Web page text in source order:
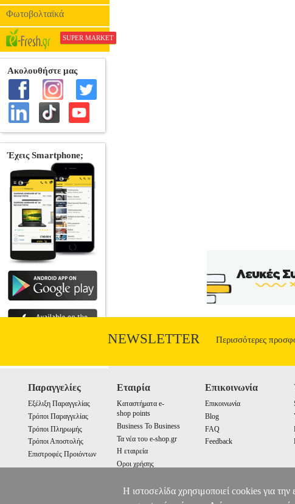
Φωτοβολταϊκά
SUPER MARKET
NEWSLETTER Περισσότερες
Παραγγελίες
Εξέλιξη Παραγγελίας
Τρόποι Παραγγελίας
Τρόποι Πληρωμής
Τρόποι Αποστολής
Επιστροφές Προιόντων
Εταιρία
Καταστήματα e-
shop points
Business To Business
Τα νέα του e-shop.gr
Η εταιρεία
Οροι χρήσης
Επικοινωνία
Επικοινωνία
Blog
FAQ
Feedback
Η ιστοσελίδα χρησιμοποιεί cookies για